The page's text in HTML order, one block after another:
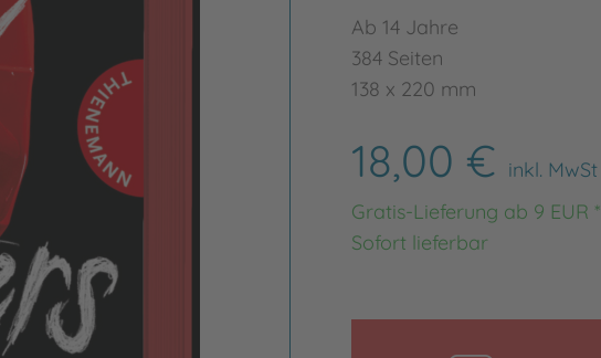
Ab 14 Jahre
384 Seiten
138 x 220 mm
18,00 € inkl. MwSt
Gratis-Lieferung ab 9 EUR *
Sofort lieferbar